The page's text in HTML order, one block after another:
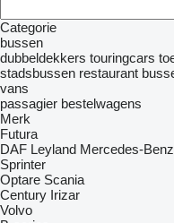
Categorie
bussen
dubbeldekkers touringcars
stadsbussen restaurant
vans
passagier bestelwagens
Merk
Futura
DAF Leyland Mercedes-Benz
Sprinter
Optare Scania
Century Irizar
Volvo